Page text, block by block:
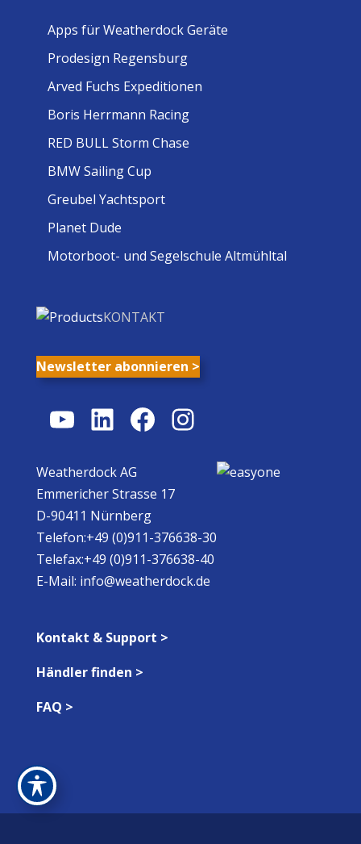
Apps für Weatherdock Geräte
Prodesign Regensburg
Arved Fuchs Expeditionen
Boris Herrmann Racing
RED BULL Storm Chase
BMW Sailing Cup
Greubel Yachtsport
Planet Dude
Motorboot- und Segelschule Altmühltal
KONTAKT
Newsletter abonnieren >
YouTube
LinkedIn
Facebook
Instagram
Weatherdock AG
Emmericher Strasse 17
D-90411 Nürnberg
Telefon:+49 (0)911-376638-30
Telefax:+49 (0)911-376638-40
E-Mail: info@weatherdock.de
Kontakt & Support >
Händler finden >
FAQ >